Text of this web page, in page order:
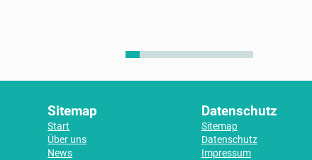
Sitemap
Start
Über uns
News
Datenschutz
Sitemap
Datenschutz
Impressum